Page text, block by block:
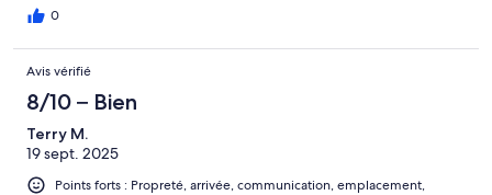
0
Avis vérifié
8/10 – Bien
Terry M.
19 sept. 2025
Points forts : Propreté, arrivée, communication, emplacement,